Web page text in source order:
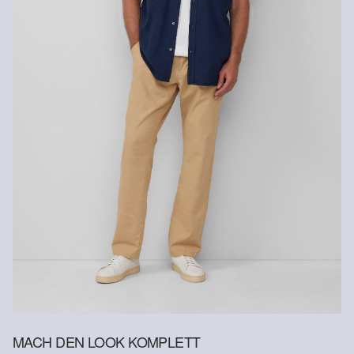
Nachhaltig zertifizierte Faser
Im Bereich nachhaltig zertifizierter Fasern engagieren wir uns für
Naturfasern aus erneuerbaren Quellen. Ihre Rohstoffe sind
ressourcenschonend angebaut.
Supporting Better Cotton: Wenn Du dich für unsere
Baumwollprodukte entscheidest, unterstützt Du unsere Investition
in die Mission von Better Cotton, Gemeinschaften zu helfen
fortzubestehen und zu gedeihen; und gleichzeitig die Umwelt zu
schützen und wiederherzustellen. Better Cotton unterstützt
landwirtschaftliche Gemeinschaften in sozialer, ökologischer und
wirtschaftlicher Hinsicht, indem Landwirt: innen in nachhaltigeren
Anbaumethoden geschult werden. Dieses Produkt wird über ein
System der Massenbilanz erzeugt und enthält daher
möglicherweise kein Better Cotton. Mehr Informationen dazu
MACH DEN LOOK KOMPLETT